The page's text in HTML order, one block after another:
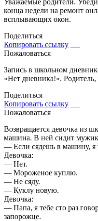
Уважаемые родители.
конца недели на ремонт
всплывающих окон.
Поделиться
Копировать ссылку
Пожаловаться
Запись в школьном
«Нет дневника!». Родитель,
Поделиться
Копировать ссылку
Пожаловаться
Возвращается девочка из
машина. В ней сидит
— Если сядешь в машину, я
Девочка:
— Нет.
— Мороженое куплю.
— Не сяду.
— Куклу новую.
Девочка:
— Папа, я тебе сто раз
запорожце.